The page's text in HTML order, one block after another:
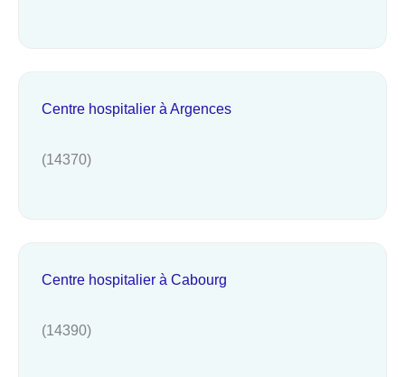
Centre hospitalier à Argences
(14370)
Centre hospitalier à Cabourg
(14390)